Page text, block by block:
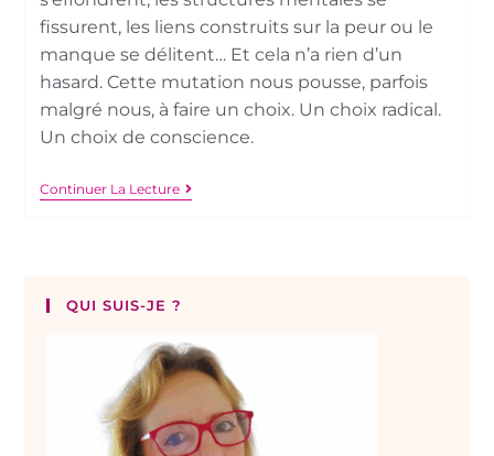
fissurent, les liens construits sur la peur ou le
manque se délitent… Et cela n’a rien d’un
hasard. Cette mutation nous pousse, parfois
malgré nous, à faire un choix. Un choix radical.
Un choix de conscience.
Continuer La Lecture
QUI SUIS-JE ?